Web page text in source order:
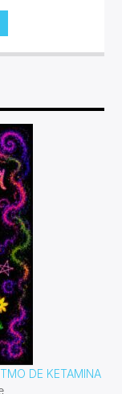
Glam metal,
¡y más
DE KETAMINA